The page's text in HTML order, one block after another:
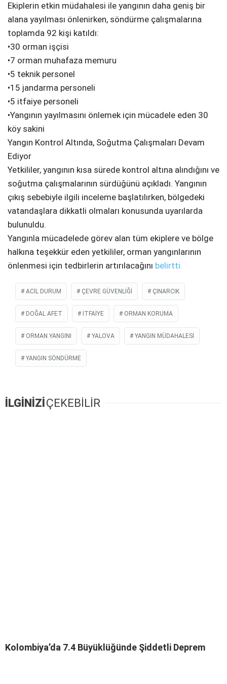
Ekiplerin etkin müdahalesi ile yangının daha geniş bir
alana yayılması önlenirken, söndürme çalışmalarına
toplamda 92 kişi katıldı:
•30 orman işçisi
•7 orman muhafaza memuru
•5 teknik personel
•15 jandarma personeli
•5 itfaiye personeli
•Yangının yayılmasını önlemek için mücadele eden 30
köy sakini
Yangın Kontrol Altında, Soğutma Çalışmaları Devam
Ediyor
Yetkililer, yangının kısa sürede kontrol altına alındığını ve
soğutma çalışmalarının sürdüğünü açıkladı. Yangının
çıkış sebebiyle ilgili inceleme başlatılırken, bölgedeki
vatandaşlara dikkatli olmaları konusunda uyarılarda
bulunuldu.
Yangınla mücadelede görev alan tüm ekiplere ve bölge
halkına teşekkür eden yetkililer, orman yangınlarının
önlenmesi için tedbirlerin artırılacağını belirtti.
ACIL DURUM ÇEVRE GÜVENLIĞI ÇINARCIK
DOĞAL AFET ITFAIYE ORMAN KORUMA
ORMAN YANGINI YALOVA YANGIN MÜDAHALESI
YANGIN SÖNDÜRME
İLGİNİZİÇEKEBİLİR
Kolombiya’da 7.4 Büyüklüğünde Şiddetli Deprem